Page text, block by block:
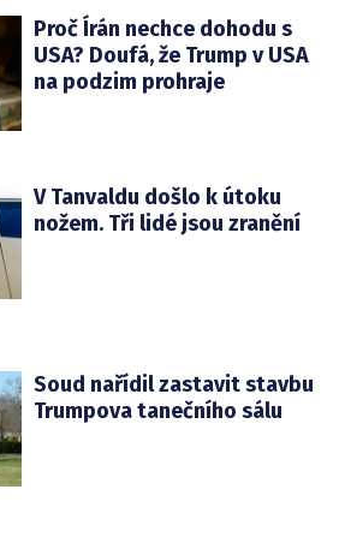
Proč Írán nechce dohodu s
USA? Doufá, že Trump v USA
na podzim prohraje
V Tanvaldu došlo k útoku
nožem. Tři lidé jsou zranění
Soud nařídil zastavit stavbu
Trumpova tanečního sálu